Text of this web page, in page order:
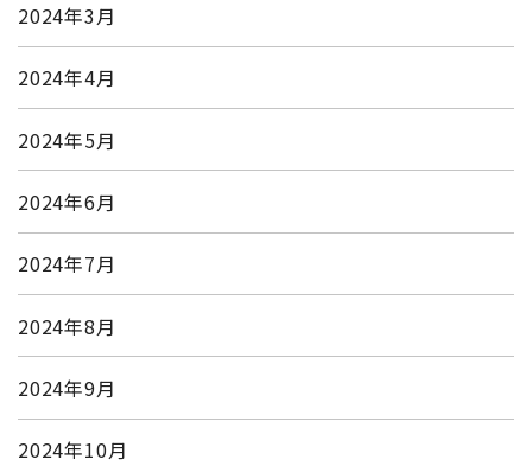
2024年3月
2024年4月
2024年5月
2024年6月
2024年7月
2024年8月
2024年9月
2024年10月